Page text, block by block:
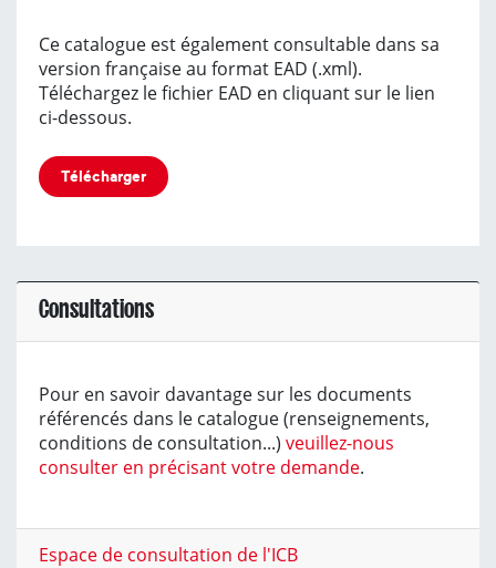
Ce catalogue est également consultable dans sa
version française au format EAD (.xml).
Téléchargez le fichier EAD en cliquant sur le lien
ci-dessous.
Télécharger
Consultations
Pour en savoir davantage sur les documents
référencés dans le catalogue (renseignements,
conditions de consultation...) veuillez-nous
consulter en précisant votre demande.
Espace de consultation de l'ICB